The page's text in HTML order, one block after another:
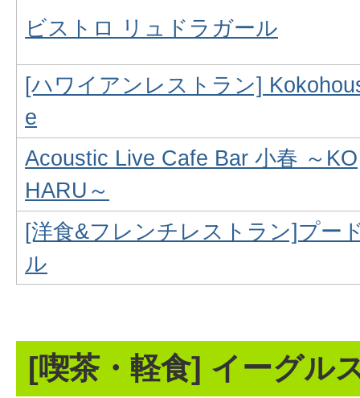
ビストロ リュドラガール
[ハワイアンレストラン]
e
Acoustic Live Cafe Bar 小春 ～KO
HARU～
[洋食&フレンチレストラン]プー
ル
[喫茶・軽食] イーグル